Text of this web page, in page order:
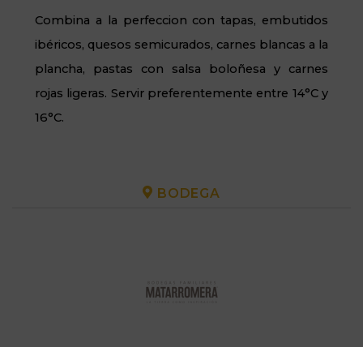
Combina a la perfeccion con tapas, embutidos
ibéricos, quesos semicurados, carnes blancas a la
plancha, pastas con salsa boloñesa y carnes
rojas ligeras. Servir preferentemente entre 14°C y
16°C.
BODEGA